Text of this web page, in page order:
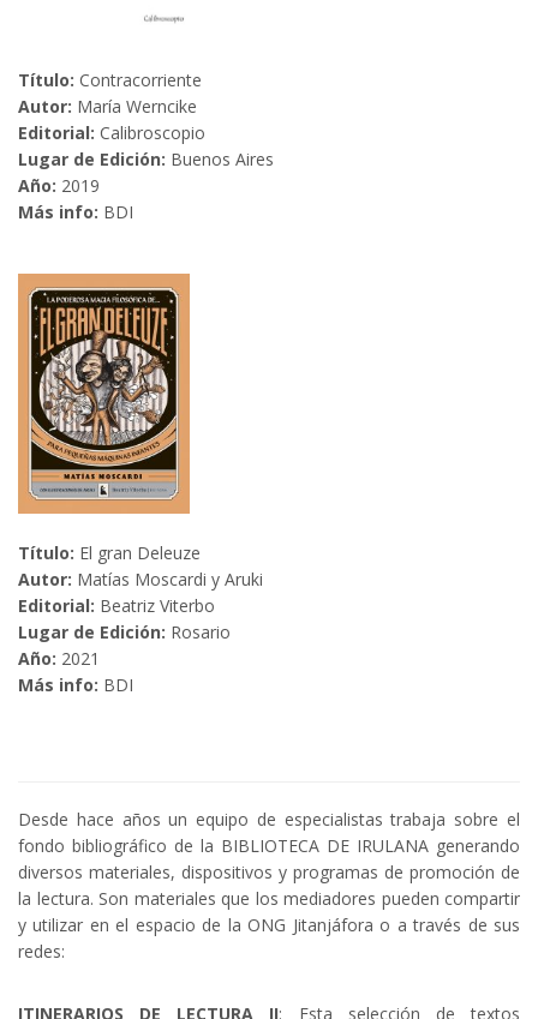
Título: Contracorriente
Autor: María Werncike
Editorial: Calibroscopio
Lugar de Edición: Buenos Aires
Año: 2019
Más info: BDI
Título: El gran Deleuze
Autor: Matías Moscardi y Aruki
Editorial: Beatriz Viterbo
Lugar de Edición: Rosario
Año: 2021
Más info: BDI
Desde hace años un equipo de especialistas trabaja sobre el
fondo bibliográfico de la BIBLIOTECA DE IRULANA generando
diversos materiales, dispositivos y programas de promoción de
la lectura. Son materiales que los mediadores pueden compartir
y utilizar en el espacio de la ONG Jitanjáfora o a través de sus
redes:
ITINERARIOS DE LECTURA II: Esta selección de textos